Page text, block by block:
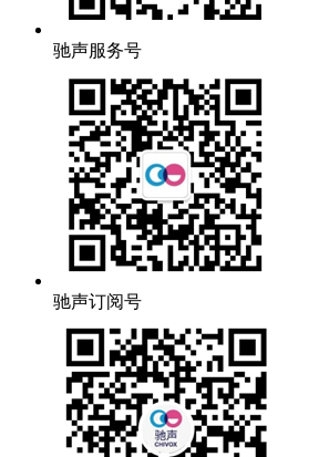
驰声服务号
驰声订阅号